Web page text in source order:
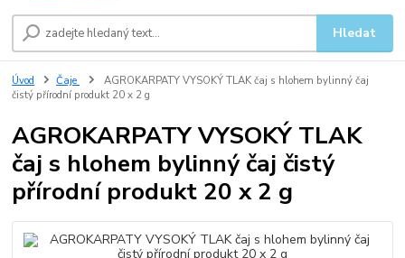
Hledat
Úvod Čaje
AGROKARPATY VYSOKÝ TLAK čaj s hlohem bylinný čaj
čistý přírodní produkt 20 x 2 g
AGROKARPATY VYSOKÝ TLAK
čaj s hlohem bylinný čaj čistý
přírodní produkt 20 x 2 g